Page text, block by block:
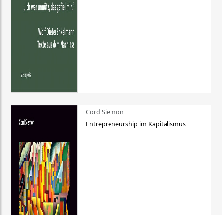
Cord Siemon
Entrepreneurship im Kapitalismus